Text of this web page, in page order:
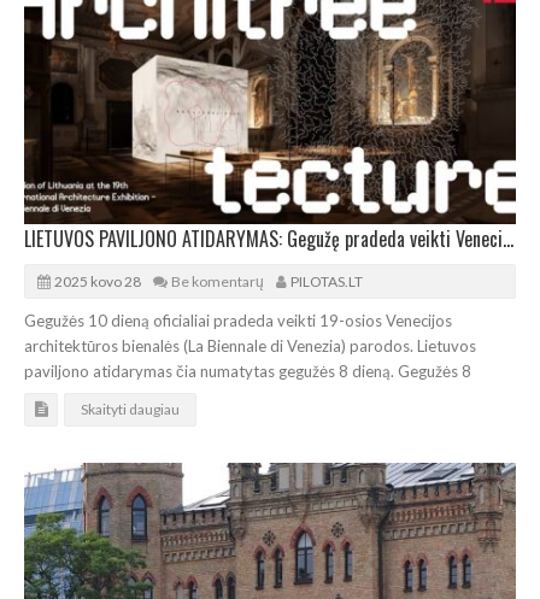
LIETUVOS PAVILJONO ATIDARYMAS: Gegužę pradeda veikti Venecijos architektūros bienalė
2025 kovo 28 Be komentarų PILOTAS.LT
Gegužės 10 dieną oficialiai pradeda veikti 19-osios Venecijos
architektūros bienalės (La Biennale di Venezia) parodos. Lietuvos
paviljono atidarymas čia numatytas gegužės 8 dieną. Gegužės 8
Skaityti daugiau